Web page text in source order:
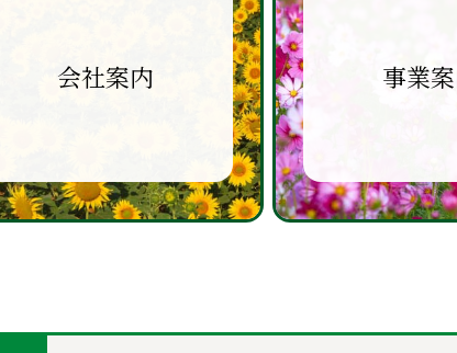
会社案内 事業